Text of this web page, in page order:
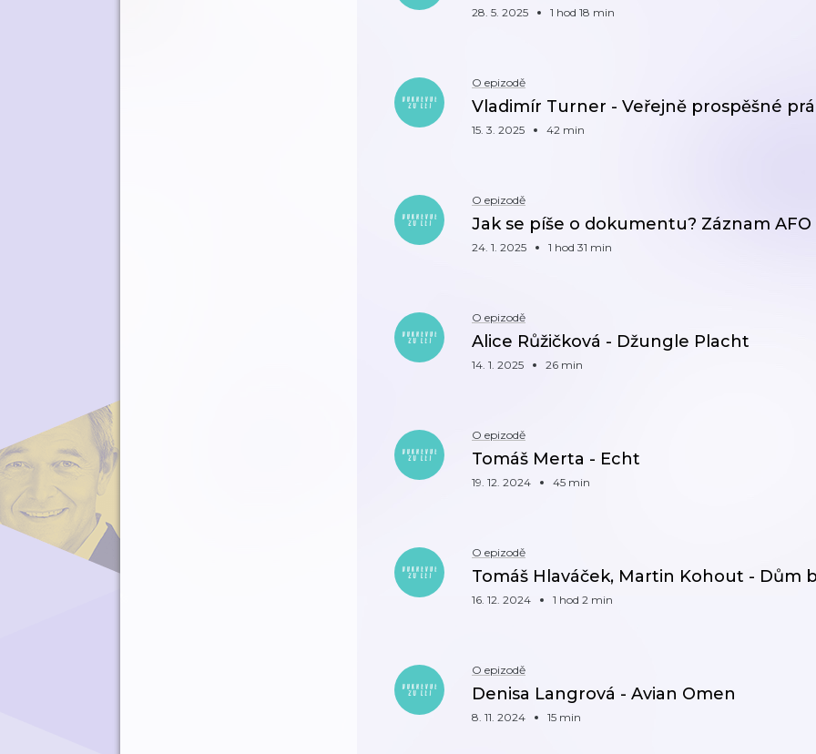
28. 5. 2025 1 hod 18 min
O epizodě
Vladimír Turner - Veřejně prospěšné
15. 3. 2025 42 min
O epizodě
Jak se píše o dokumentu? Záznam
24. 1. 2025 1 hod 31 min
O epizodě
Alice Růžičková - Džungle Placht
14. 1. 2025 26 min
O epizodě
Tomáš Merta - Echt
19. 12. 2024 45 min
O epizodě
Tomáš Hlaváček, Martin Kohout - Dům
16. 12. 2024 1 hod 2 min
O epizodě
Denisa Langrová - Avian Omen
8. 11. 2024 15 min